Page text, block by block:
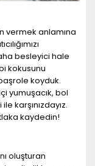
vermek anlamına
besleyici hale
kokusunu
koyduk.
yumuşacık, bol
karşınızdayız.
kaydedin!
oluşturan